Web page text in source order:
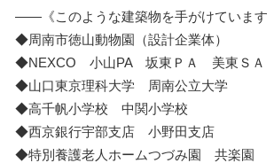
――《このような建築物を手がけています
◆周南市徳山動物園（設計企業体）
◆NEXCO 小山PA 坂東ＰＡ 美東ＳＡ
◆山口東京理科大学 周南公立大学
◆高千帆小学校 中関小学校
◆西京銀行宇部支店 小野田支店
◆特別養護老人ホームつづみ園 共楽園